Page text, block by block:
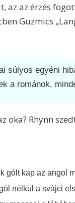
az az érzés
Guzmics
súlyos egyéni
a románok,
oka? Rhynn
gólt kap az angol
nélkül a svájci